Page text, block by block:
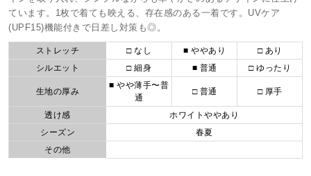
ています。1枚で着ても映える、存在感のある一着です。UVケア
(UPF15)機能付きで日差し対策も◎。
ストレッチ □ なし ■ ややあり
□ あり
シルエット
□ 細身 ■ 普通 □ ゆったり
生地の厚み
■ やや薄手〜普
通
□ 普通 □ 厚手
透け感
ホワイトややあり
シーズン
春夏
その他